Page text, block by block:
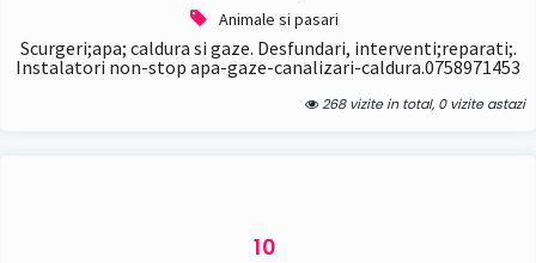
Animale si pasari
Scurgeri;apa; caldura si gaze. Desfundari, interventi;reparati;.
Instalatori non-stop apa-gaze-canalizari-caldura.0758971453
268 vizite in total, 0 vizite astazi
10